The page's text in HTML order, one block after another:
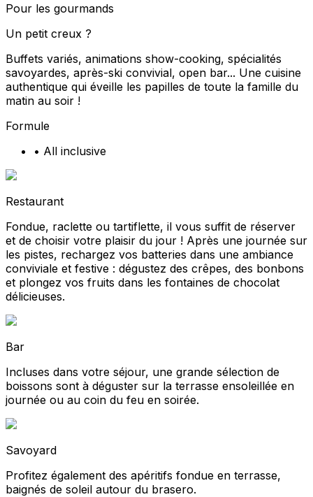
Pour les gourmands
Un petit creux ?
Buffets variés, animations show-cooking, spécialités
savoyardes, après-ski convivial, open bar... Une cuisine
authentique qui éveille les papilles de toute la famille du
matin au soir !
Formule
• All inclusive
Restaurant
Fondue, raclette ou tartiflette, il vous suffit de réserver
et de choisir votre plaisir du jour ! Après une journée sur
les pistes, rechargez vos batteries dans une ambiance
conviviale et festive : dégustez des crêpes, des bonbons
et plongez vos fruits dans les fontaines de chocolat
délicieuses.
Bar
Incluses dans votre séjour, une grande sélection de
boissons sont à déguster sur la terrasse ensoleillée en
journée ou au coin du feu en soirée.
Savoyard
Profitez également des apéritifs fondue en terrasse,
baignés de soleil autour du brasero.